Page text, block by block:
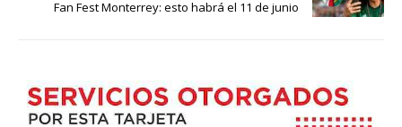
Fan Fest Monterrey: esto habrá el 11 de junio